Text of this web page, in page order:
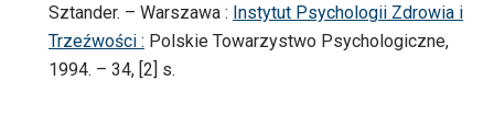
Sztander. – Warszawa : Instytut Psychologii Zdrowia i
Trzeźwości : Polskie Towarzystwo Psychologiczne,
1994. – 34, [2] s.